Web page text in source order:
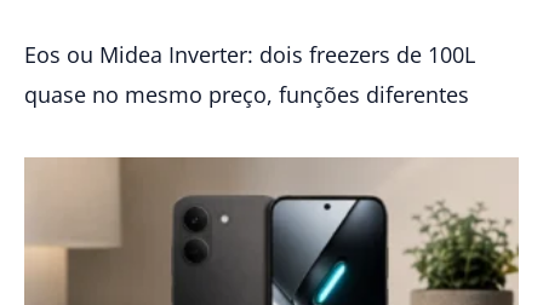
Eos ou Midea Inverter: dois freezers de 100L
quase no mesmo preço, funções diferentes